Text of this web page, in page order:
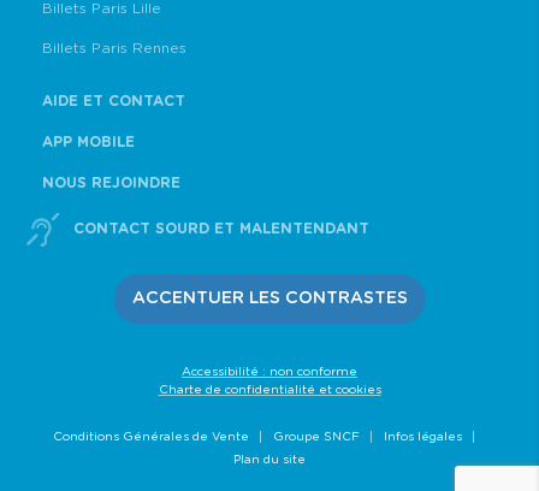
Billets Paris Lille
Billets Paris Rennes
AIDE ET CONTACT
APP MOBILE
NOUS REJOINDRE
CONTACT SOURD ET MALENTENDANT
ACCENTUER LES CONTRASTES
Accessibilité : non conforme
Charte de confidentialité et cookies
Conditions Générales de Vente Groupe SNCF
Infos légales
Plan du site